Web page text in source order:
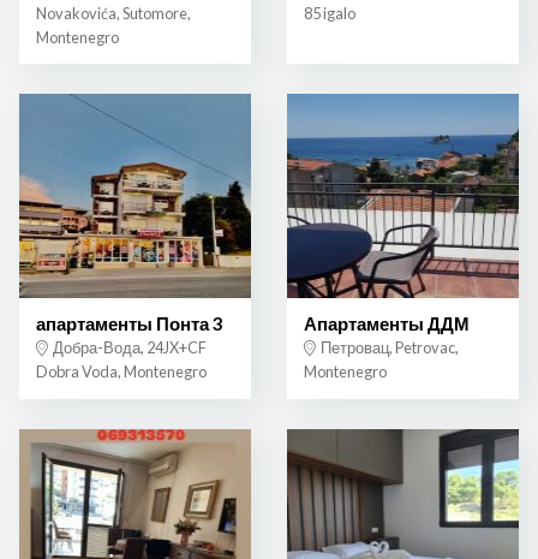
Novakovića, Sutomore,
Montenegro
85 igalo
апартаменты Понта 3
Добра-Вода, 24JX+CF
Dobra Voda, Montenegro
Апартаменты ДДМ
Петровац, Petrovac,
Montenegro